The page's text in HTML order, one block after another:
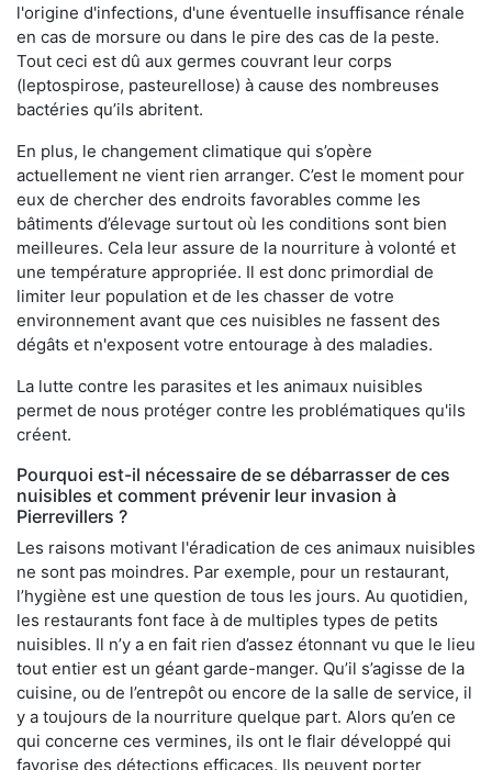
l'origine d'infections, d'une éventuelle insuffisance rénale
en cas de morsure ou dans le pire des cas de la peste.
Tout ceci est dû aux germes couvrant leur corps
(leptospirose, pasteurellose) à cause des nombreuses
bactéries qu’ils abritent.
En plus, le changement climatique qui s’opère
actuellement ne vient rien arranger. C’est le moment pour
eux de chercher des endroits favorables comme les
bâtiments d’élevage surtout où les conditions sont bien
meilleures. Cela leur assure de la nourriture à volonté et
une température appropriée. Il est donc primordial de
limiter leur population et de les chasser de votre
environnement avant que ces nuisibles ne fassent des
dégâts et n'exposent votre entourage à des maladies.
La lutte contre les parasites et les animaux nuisibles
permet de nous protéger contre les problématiques qu'ils
créent.
Pourquoi est-il nécessaire de se débarrasser de ces
nuisibles et comment prévenir leur invasion à
Pierrevillers ?
Les raisons motivant l'éradication de ces animaux nuisibles
ne sont pas moindres. Par exemple, pour un restaurant,
l’hygiène est une question de tous les jours. Au quotidien,
les restaurants font face à de multiples types de petits
nuisibles. Il n’y a en fait rien d’assez étonnant vu que le lieu
tout entier est un géant garde-manger. Qu’il s’agisse de la
cuisine, ou de l’entrepôt ou encore de la salle de service, il
y a toujours de la nourriture quelque part. Alors qu’en ce
qui concerne ces vermines, ils ont le flair développé qui
favorise des détections efficaces. Ils peuvent porter